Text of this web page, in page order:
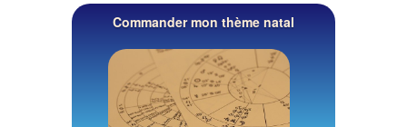
Commander mon thème natal